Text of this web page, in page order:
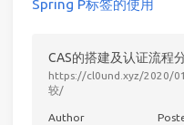
Spring P标签的使用
CAS的搭建及认证流程
https://cl0und.xyz/2020/
较/
Author